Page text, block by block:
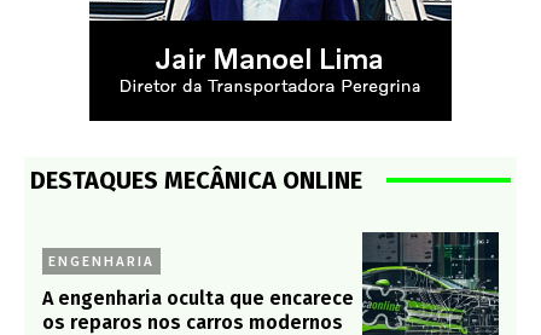
DESTAQUES MECÂNICA ONLINE
ENGENHARIA
A engenharia oculta que encarece
os reparos nos carros modernos